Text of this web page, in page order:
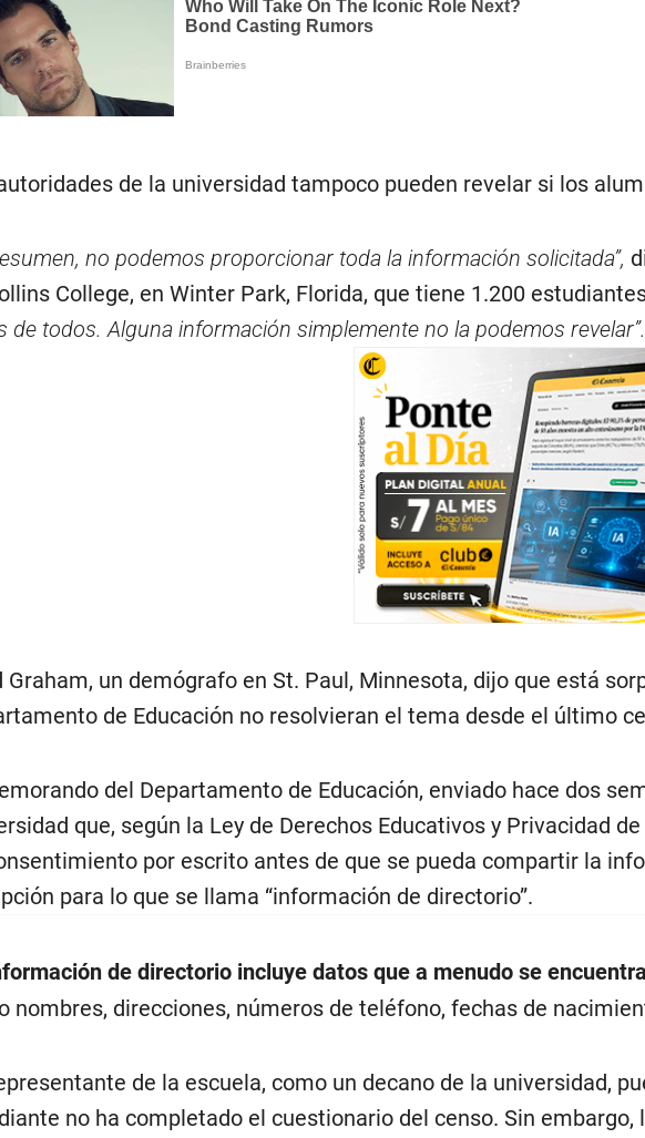
de la universidad tampoco pueden revelar si los
no podemos proporcionar toda la información solicitada”,
College, en Winter Park, Florida, que tiene 1.200
de todos. Alguna información simplemente no la podemos revelar”.
Graham, un demógrafo en St. Paul, Minnesota, dijo que está
de Educación no resolvieran el tema desde el último
del Departamento de Educación, enviado hace dos
que, según la Ley de Derechos Educativos y Privacidad
por escrito antes de que se pueda compartir la
para lo que se llama “información de directorio”.
de directorio incluye datos que a menudo se
nombres, direcciones, números de teléfono, fechas de
de la escuela, como un decano de la universidad,
no ha completado el cuestionario del censo. Sin